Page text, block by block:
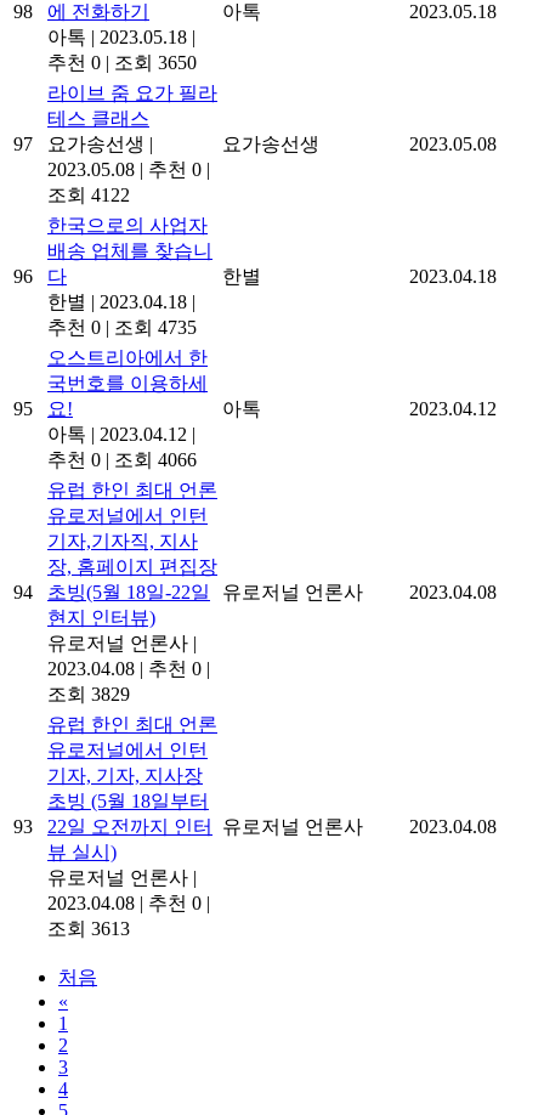
98
에 전화하기
아톡 | 2023.05.18 |
추천 0 | 조회 3650
아톡 2023.05.18
97
라이브 줌 요가 필라
테스 클래스
요가송선생 |
2023.05.08 | 추천 0 |
조회 4122
요가송선생 2023.05.08
96
한국으로의 사업자
배송 업체를 찾습니
다
한별 | 2023.04.18 |
추천 0 | 조회 4735
한별 2023.04.18
95
오스트리아에서 한
국번호를 이용하세
요!
아톡 | 2023.04.12 |
추천 0 | 조회 4066
아톡 2023.04.12
94
유럽 한인 최대 언론
유로저널에서 인턴
기자,기자직, 지사
장, 홈페이지 편집장
초빙(5월 18일-22일
현지 인터뷰)
유로저널 언론사 |
2023.04.08 | 추천 0 |
조회 3829
유로저널 언론사 2023.04.08
93
유럽 한인 최대 언론
유로저널에서 인턴
기자, 기자, 지사장
초빙 (5월 18일부터
22일 오전까지 인터
뷰 실시)
유로저널 언론사 |
2023.04.08 | 추천 0 |
조회 3613
유로저널 언론사 2023.04.08
처음
«
1
2
3
4